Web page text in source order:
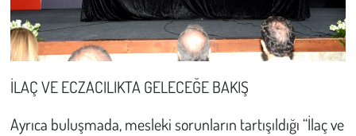
İLAÇ VE ECZACILIKTA GELECEĞE BAKIŞ
Ayrıca buluşmada, mesleki sorunların tartışıldığı “İlaç ve